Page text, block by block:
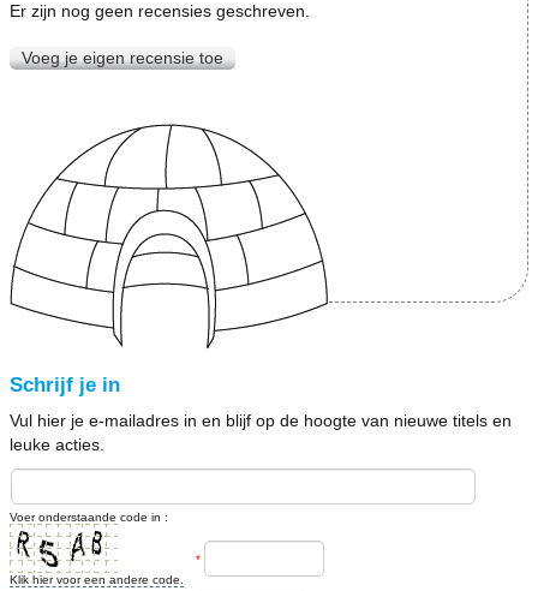
Er zijn nog geen recensies geschreven.
Voeg je eigen recensie toe
Schrijf je in
Vul hier je e-mailadres in en blijf op de hoogte van nieuwe titels en
leuke acties.
Voer onderstaande code in :
Klik hier voor een andere code.
*